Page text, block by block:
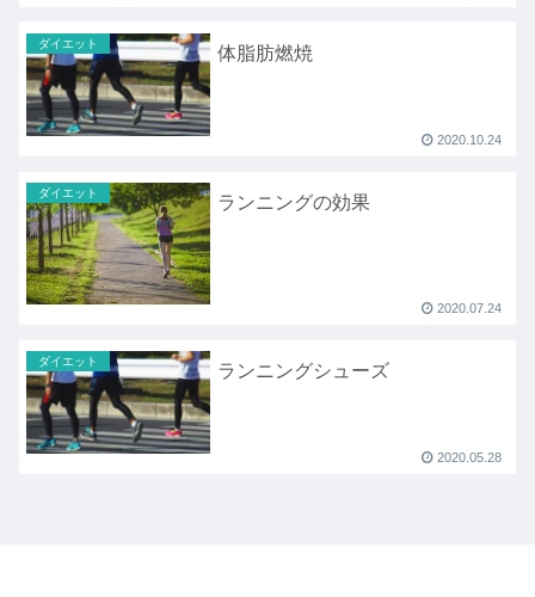
ダイエット 体脂肪燃焼
2020.10.24
ダイエット ランニングの効果
2020.07.24
ダイエット ランニングシューズ
2020.05.28